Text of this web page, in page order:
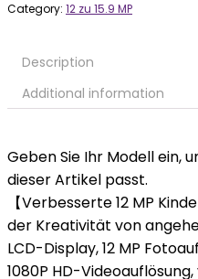
Category: 12 zu 15.9 MP
Description
Additional information
Geben Sie Ihr Modell ein,
dieser Artikel passt.
【Verbesserte 12 MP
der Kreativität von
LCD-Display, 12 MP
1080P HD-